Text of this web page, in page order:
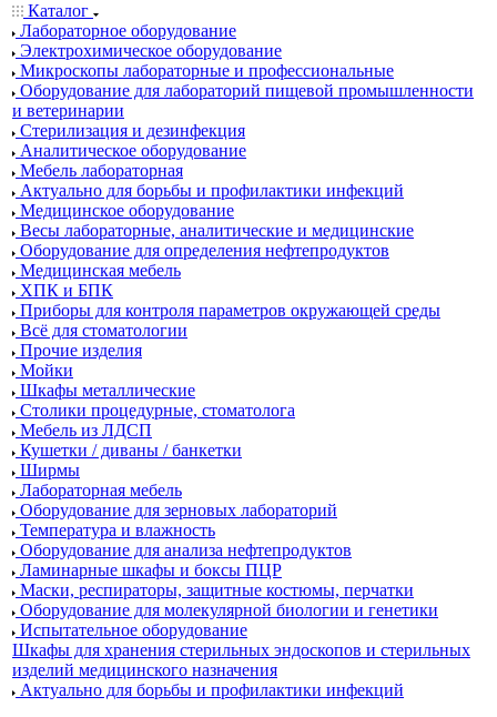
Каталог
Лабораторное оборудование
Электрохимическое оборудование
Микроскопы лабораторные и профессиональные
Оборудование для лабораторий пищевой промышленности
и ветеринарии
Стерилизация и дезинфекция
Аналитическое оборудование
Мебель лабораторная
Актуально для борьбы и профилактики инфекций
Медицинское оборудование
Весы лабораторные, аналитические и медицинские
Оборудование для определения нефтепродуктов
Медицинская мебель
ХПК и БПК
Приборы для контроля параметров окружающей среды
Всё для стоматологии
Прочие изделия
Мойки
Шкафы металлические
Столики процедурные, стоматолога
Мебель из ЛДСП
Кушетки / диваны / банкетки
Ширмы
Лабораторная мебель
Оборудование для зерновых лабораторий
Температура и влажность
Оборудование для анализа нефтепродуктов
Ламинарные шкафы и боксы ПЦР
Маски, респираторы, защитные костюмы, перчатки
Оборудование для молекулярной биологии и генетики
Испытательное оборудование
Шкафы для хранения стерильных эндоскопов и стерильных
изделий медицинского назначения
Актуально для борьбы и профилактики инфекций